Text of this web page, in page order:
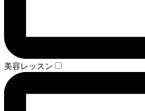
美容レッスン